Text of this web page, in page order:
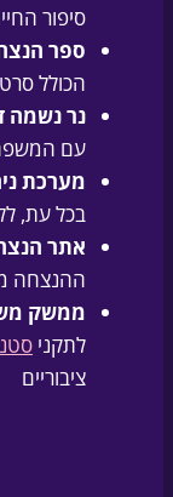
סיפור
ספר
הכולל
נר נשמה
עם
מערכת
בכל עת,
אתר
ההנצחה
ממשק
לתקני
ציבוריים